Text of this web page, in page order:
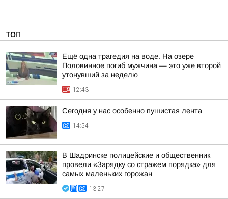
ТОП
Ещё одна трагедия на воде. На озере
Половинное погиб мужчина — это уже второй
утонувший за неделю
12:43
Сегодня у нас особенно пушистая лента
14:54
В Шадринске полицейские и общественник
провели «Зарядку со стражем порядка» для
самых маленьких горожан
13:27